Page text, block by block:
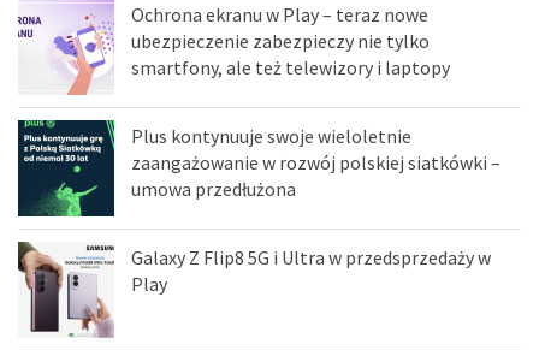
Ochrona ekranu w Play – teraz nowe
ubezpieczenie zabezpieczy nie tylko
smartfony, ale też telewizory i laptopy
Plus kontynuuje swoje wieloletnie
zaangażowanie w rozwój polskiej siatkówki –
umowa przedłużona
Galaxy Z Flip8 5G i Ultra w przedsprzedaży w
Play